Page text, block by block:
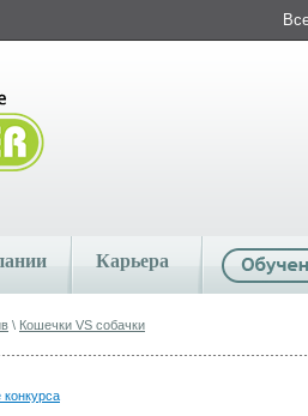
Карьера
\ Кошечки VS собачки
конкурса